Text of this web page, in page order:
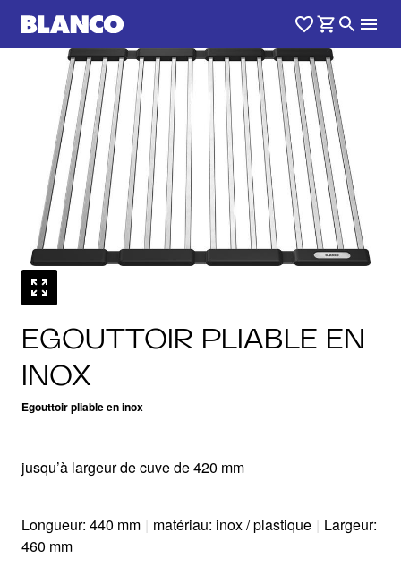
EGOUTTOIR PLIABLE EN
INOX
Egouttoir pliable en inox
1 /0
jusqu’à largeur de cuve de 420 mm
Longueur: 440 mm | matériau: inox / plastique | Largeur:
460 mm